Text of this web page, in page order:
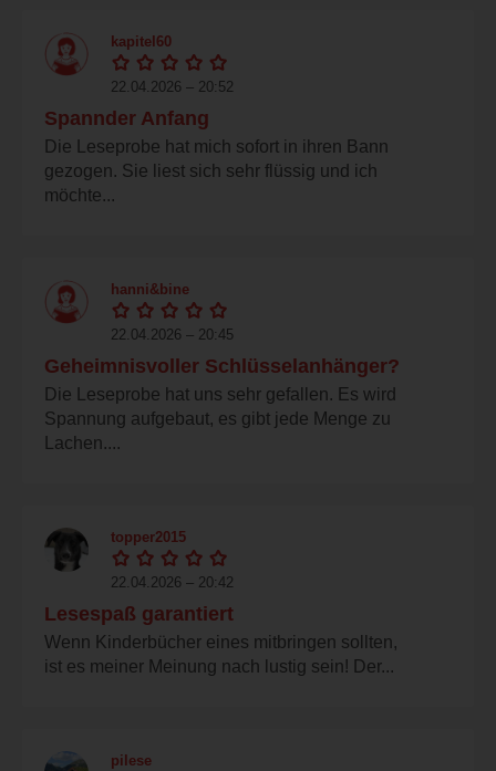
kapitel60
22.04.2026 – 20:52
Spannder Anfang
Die Leseprobe hat mich sofort in ihren Bann
gezogen. Sie liest sich sehr flüssig und ich
möchte...
hanni&bine
22.04.2026 – 20:45
Geheimnisvoller Schlüsselanhänger?
Die Leseprobe hat uns sehr gefallen. Es wird
Spannung aufgebaut, es gibt jede Menge zu
Lachen....
topper2015
22.04.2026 – 20:42
Lesespaß garantiert
Wenn Kinderbücher eines mitbringen sollten,
ist es meiner Meinung nach lustig sein! Der...
pilese